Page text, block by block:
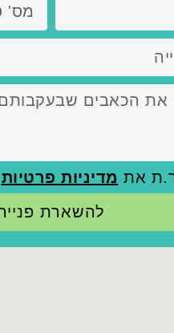
את מדיניות פרטיות
להשארת